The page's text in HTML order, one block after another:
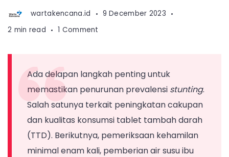
melalui
Calon
wartakencana.id
9 December 2023
2 min read
1 Comment
Ingatkan
8
Langkah
Penting
Stunting
Ada delapan langkah penting untuk
memastikan penurunan prevalensi stunting.
Salah satunya terkait peningkatan cakupan
dan kualitas konsumsi tablet tambah darah
(TTD). Berikutnya, pemeriksaan kehamilan
minimal enam kali, pemberian air susu ibu